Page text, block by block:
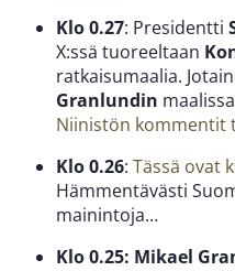
Klo 0.27: Presidentti
X:ssä tuoreeltaan
ratkaisumaalia.
Granlundin
Niinistön kommentit
Klo 0.26: Tässä ovat
Hämmentävästi
mainintoja…
Klo 0.25: Mikael